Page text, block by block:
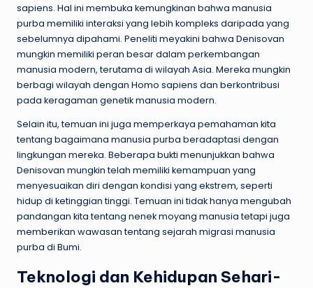
sapiens. Hal ini membuka kemungkinan bahwa manusia
purba memiliki interaksi yang lebih kompleks daripada yang
sebelumnya dipahami. Peneliti meyakini bahwa Denisovan
mungkin memiliki peran besar dalam perkembangan
manusia modern, terutama di wilayah Asia. Mereka mungkin
berbagi wilayah dengan Homo sapiens dan berkontribusi
pada keragaman genetik manusia modern.
Selain itu, temuan ini juga memperkaya pemahaman kita
tentang bagaimana manusia purba beradaptasi dengan
lingkungan mereka. Beberapa bukti menunjukkan bahwa
Denisovan mungkin telah memiliki kemampuan yang
menyesuaikan diri dengan kondisi yang ekstrem, seperti
hidup di ketinggian tinggi. Temuan ini tidak hanya mengubah
pandangan kita tentang nenek moyang manusia tetapi juga
memberikan wawasan tentang sejarah migrasi manusia
purba di Bumi.
Teknologi dan Kehidupan Sehari-